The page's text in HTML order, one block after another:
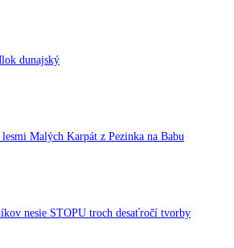
dunajský
Malých Karpát z Pezinka na Babu
nesie STOPU troch desaťročí tvorby